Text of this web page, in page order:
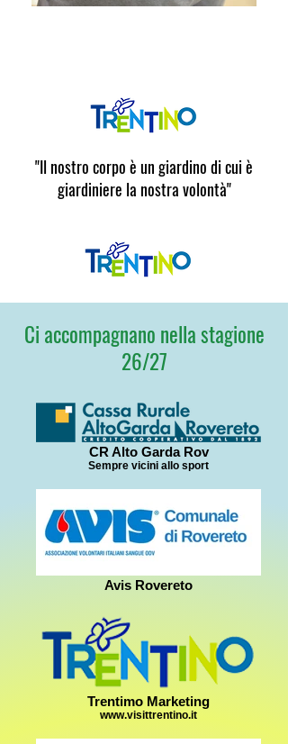
"Il nostro corpo è un giardino di cui è
giardiniere la nostra volontà"
Ci accompagnano nella stagione
26/27
CR Alto Garda Rov
Sempre vicini allo sport
Avis Rovereto
Trentimo Marketing
www.visittrentino.it